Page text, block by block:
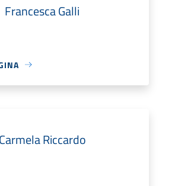
Francesca Galli
Carmela Riccardo